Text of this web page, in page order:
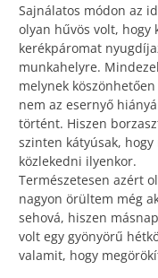
Sajnálatos módon az
olyan hűvös volt, hogy
kerékpáromat
munkahelyre.
melynek
nem az esernyő
történt. Hiszen
szinten kátyúsak,
közlekedni ilyenkor.
Természetesen azért
nagyon örültem még
sehová, hiszen
volt egy gyönyörű
valamit, hogy